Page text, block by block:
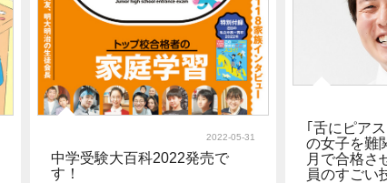
2022-05-31
中学受験大百科2022発売で
す！
｢舌にピア
の女子を難
月で合格さ
員のすごい